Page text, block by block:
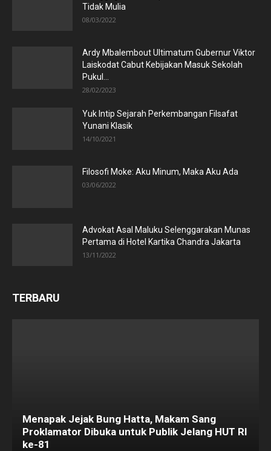
Tidak Mulia
08/03/2022
Ardy Mbalembout Ultimatum Gubernur Viktor
Laiskodat Cabut Kebijakan Masuk Sekolah
Pukul...
28/02/2023
Yuk Intip Sejarah Perkembangan Filsafat
Yunani Klasik
14/10/2021
Filosofi Moke: Aku Minum, Maka Aku Ada
03/06/2022
Advokat Asal Maluku Selenggarakan Munas
Pertama di Hotel Kartika Chandra Jakarta
13/11/2022
TERBARU
Menapak Jejak Bung Hatta, Makam Sang
Proklamator Dibuka untuk Publik Jelang HUT RI
ke-81